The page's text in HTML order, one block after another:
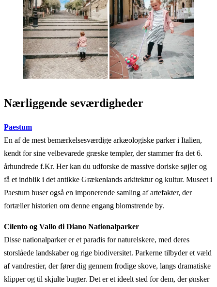
Nærliggende seværdigheder
Paestum
En af de mest bemærkelsesværdige arkæologiske parker i Italien,
kendt for sine velbevarede græske templer, der stammer fra det 6.
århundrede f.Kr. Her kan du udforske de massive doriske søjler og
få et indblik i det antikke Grækenlands arkitektur og kultur. Museet i
Paestum huser også en imponerende samling af artefakter, der
fortæller historien om denne engang blomstrende by.
Cilento og Vallo di Diano Nationalparker
Disse nationalparker er et paradis for naturelskere, med deres
storslåede landskaber og rige biodiversitet. Parkerne tilbyder et væld
af vandrestier, der fører dig gennem frodige skove, langs dramatiske
klipper og til skjulte bugter. Det er et ideelt sted for dem, der ønsker